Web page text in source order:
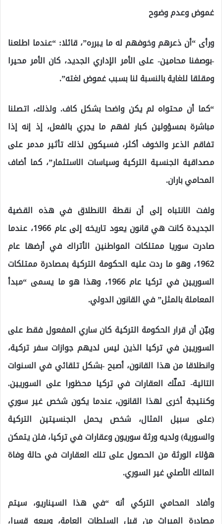
غموض وعدم وضوح
ورأى “أن ذعرهم وخوفهم له ما يبرره”، قائلا: “عندما اطلعنا
-بوصفنا محامين- على الأمر الإداري الجديد، كان الأمر محيرا
ومقلقا للغاية بالنسبة لنا بسبب غموض لغته”.
“كما أن محتواه لم يكن واضحا بشكل كاف. ولذلك، اتصلنا
مباشرة بمسؤولين كبار لفهم ما يجري بالفعل، إذ إنه إذا
تفاقم الذعر والخوف أكثر، فسيكون لذلك تأثير مدمر على
مصداقية الجنسية التركية وسياسات الاستثمار”، كما أضاف
المحامي باران.
ولفت الانتباه إلى أن نقطة الانطلاق في هذه القضية
الجديدة كانت هي قانون يعود تاريخه إلى عام 1966، عندما
صادرت سوريا ممتلكات المواطنين الأتراك في أرضها عام
1962، وهو ما ردت عليه الحكومة التركية بمصادرة ممتلكات
السوريين في تركيا عام 1966، وهذا هو ما يسمى “مبدأ
المعاملة بالمثل” في القانون الدولي.
وبيّن أن قرار الحكومة التركية كان ساري المفعول فقط على
السوريين في تركيا الذين ليس لديهم جوازات سفر تركية،
وانطلاقا من هذا القانون، أصبح -بشكل تلقائي في السنوات
التالية- تملّك العقارات في تركيا محظورا على السوريين.
وكنتيجة أخرى لهذا القانون، عندما يكون شخص غير سوري
(على سبيل المثال، شخص يحمل الجنسيتين التركية
والسورية) ولديه ورثة سوريون وعقارات في تركيا، فلن يتمكن
هؤلاء الورثة من الحصول على تلك العقارات في حالة وفاة
المالك الأصلي غير السوري.
وأفاد المحامي التركي أنه “في هذا السيناريو، سيتم
مصادرة الميراث من قبل السلطات العامة، وبيعه قسرا،